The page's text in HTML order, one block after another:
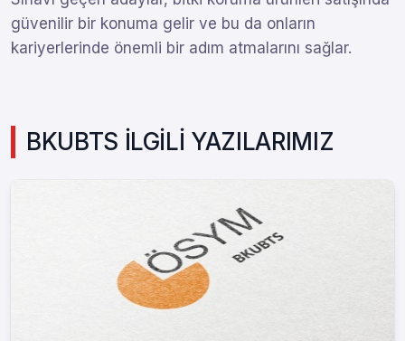
güvenilir bir konuma gelir ve bu da onların
kariyerlerinde önemli bir adım atmalarını sağlar.
BKUBTS İLGİLİ YAZILARIMIZ